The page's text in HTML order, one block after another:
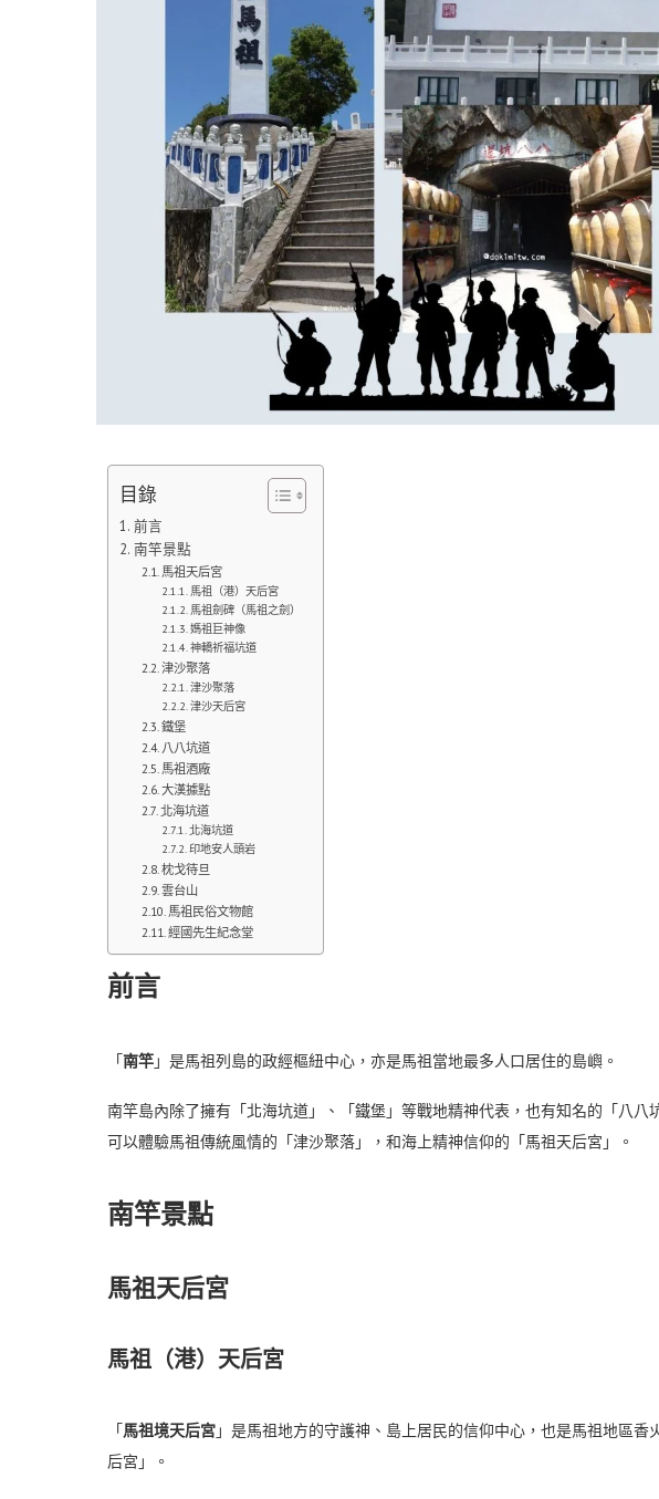
目錄
前言
南竿景點
馬祖天后宮
馬祖（港）天后宮
馬祖劍碑（馬祖之劍）
媽祖巨神像
神轎祈福坑道
津沙聚落
津沙聚落
津沙天后宮
鐵堡
八八坑道
馬祖酒廠
大漢據點
北海坑道
北海坑道
印地安人頭岩
枕戈待旦
雲台山
馬祖民俗文物館
經國先生紀念堂
前言
「南竿」是馬祖列島的政經樞紐中心，亦是馬祖當地最多人口居住的島嶼。
南竿島內除了擁有「北海坑道」、「鐵堡」等戰地精神代表，也有知名的「八八
可以體驗馬祖傳統風情的「津沙聚落」，和海上精神信仰的「馬祖天后宮」。
南竿景點
馬祖天后宮
馬祖（港）天后宮
「馬祖境天后宮」是馬祖地方的守護神、 島上居民的信仰中心，也是馬祖地區
后宮」。